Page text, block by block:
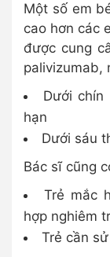
Một số em
cao hơn các
được cung
palivizumab,
Dưới
hạn
Dưới sáu
Bác sĩ cũng
Trẻ mắc
hợp nghiêm
Trẻ cần